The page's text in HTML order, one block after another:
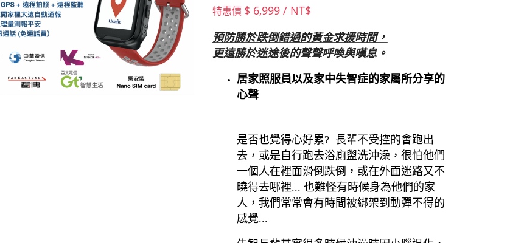
特惠價 $ 6,999 / NT$
預防勝於跌倒錯過的黃金求援時間，
更遠勝於迷途後的聲聲呼喚與嘆息。
居家照服員以及家中失智症的家屬所分享的
心聲
是否也覺得心好累? 長輩不受控的會跑出
去，或是自行跑去浴廁盥洗沖澡，很怕他們
一個人在裡面滑倒跌倒，或在外面迷路又不
曉得去哪裡... 也難怪有時候身為他們的家
人，我們常常會有時間被綁架到動彈不得的
感覺...